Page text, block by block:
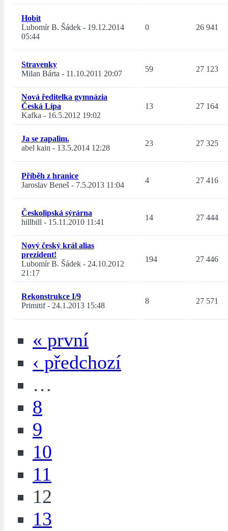
Hobit
Lubomír B. Šádek - 19.12.2014
05:44
0 26 941
Stravenky
Milan Bárta - 11.10.2011 20:07
59 27 123
Nová ředitelka gymnázia
Česká Lípa
Kafka - 16.5.2012 19:02
13 27 164
Ja se zapalim.
abel kain - 13.5.2014 12:28
23 27 325
Příběh z hranice
Jaroslav Beneš - 7.5.2013 11:04
4 27 416
Českolipská sýrárna
hillbill - 15.11.2010 11:41
14 27 444
Nový český král alias
prezident!
Lubomír B. Šádek - 24.10.2012
21:17
194 27 446
Rekonstrukce I/9
Primitif- 24.1.2013 15:48
8 27 571
« první
‹ předchozí
…
8
9
10
11
12
13